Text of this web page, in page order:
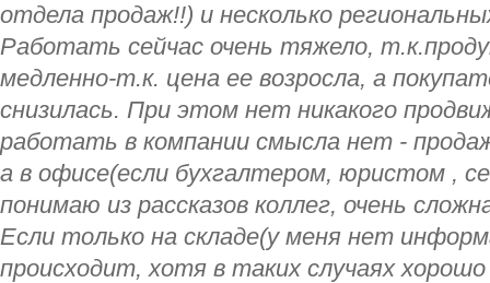
отдела продаж!!) и несколько
Работать сейчас очень тяжело,
медленно-т.к. цена ее возросла, а
снизилась. При этом нет никакого
работать в компании смысла нет -
а в офисе(если бухгалтером, юристом ,
понимаю из рассказов коллег, очень
Если только на складе(у меня нет
происходит, хотя в таких случаях